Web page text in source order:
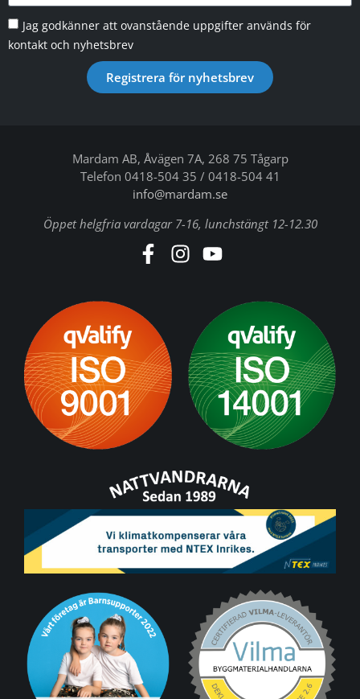
Jag godkänner att ovanstående uppgifter används för
kontakt och nyhetsbrev
Registrera för nyhetsbrev
Mardam AB, Åvägen 7A, 268 75 Tågarp
Telefon 0418-504 35 / 0418-504 41
info@mardam.se
Öppet helgfria vardagar 7-16, lunchstängt 12-12.30